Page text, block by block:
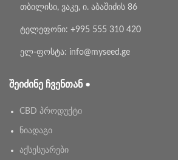
თბილისი, ვაკე, ი. აბაშიძის 86
ტელეფონი: +995 555 310 420
ელ-ფოსტა: info@myseed.ge
ᲨᲔᲘᲫᲘᲜᲔ ᲩᲕᲔᲜᲗᲐᲜ •
CBD პროდუქტი
ნიადაგი
აქსესუარები